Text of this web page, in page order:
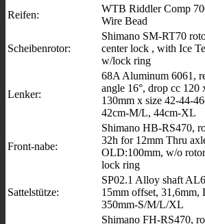
Reifen:
WTB Riddler Comp
Wire Bead
Scheibenrotor:
Shimano SM-RT70
center lock , with Ice
w/lock ring
Lenker:
68A Aluminum 6061,
angle 16°, drop cc 120
130mm x size 42-44-
42cm-M/L, 44cm-XL
Front-nabe:
Shimano HB-RS470,
32h for 12mm Thru
OLD:100mm, w/o
lock ring
Sattelstütze:
SP02.1 Alloy shaft
15mm offset, 31,6mm,
350mm-S/M/L/XL
Shimano FH-RS470,